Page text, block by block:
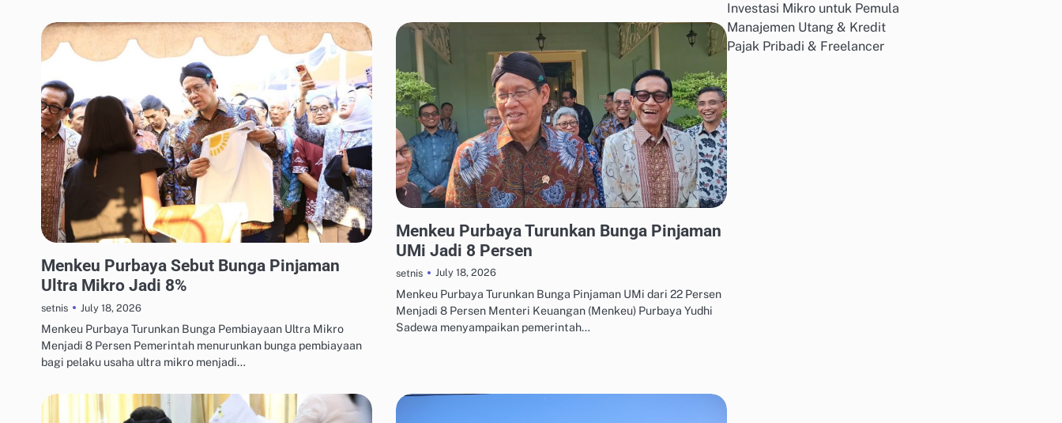
Menkeu Purbaya Sebut Bunga Pinjaman
Ultra Mikro Jadi 8%
setnis July 18, 2026
Menkeu Purbaya Turunkan Bunga Pembiayaan Ultra Mikro
Menjadi 8 Persen Pemerintah menurunkan bunga pembiayaan
bagi pelaku usaha ultra mikro menjadi…
Menkeu Purbaya Turunkan Bunga Pinjaman
UMi Jadi 8 Persen
setnis July 18, 2026
Menkeu Purbaya Turunkan Bunga Pinjaman UMi dari 22 Persen
Menjadi 8 Persen Menteri Keuangan (Menkeu) Purbaya Yudhi
Sadewa menyampaikan pemerintah…
Investasi Mikro untuk Pemula
Manajemen Utang & Kredit
Pajak Pribadi & Freelancer